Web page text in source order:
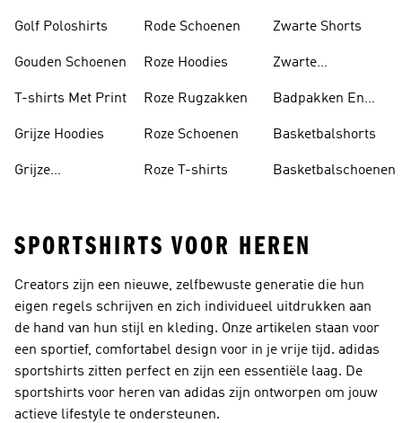
Golf Poloshirts
Gouden Schoenen
T-shirts Met Print
Grijze Hoodies
Grijze
Rode Schoenen
Roze Hoodies
Roze Rugzakken
Roze Schoenen
Roze T-shirts
Zwarte Shorts
Zwarte
Badpakken En
Basketbalshorts
Basketbalschoenen
SPORTSHIRTS VOOR HEREN
Creators zijn een nieuwe, zelfbewuste generatie die hun
eigen regels schrijven en zich individueel uitdrukken aan
de hand van hun stijl en kleding. Onze artikelen staan voor
een sportief, comfortabel design voor in je vrije tijd. adidas
sportshirts zitten perfect en zijn een essentiële laag. De
sportshirts voor heren van adidas zijn ontworpen om jouw
actieve lifestyle te ondersteunen.